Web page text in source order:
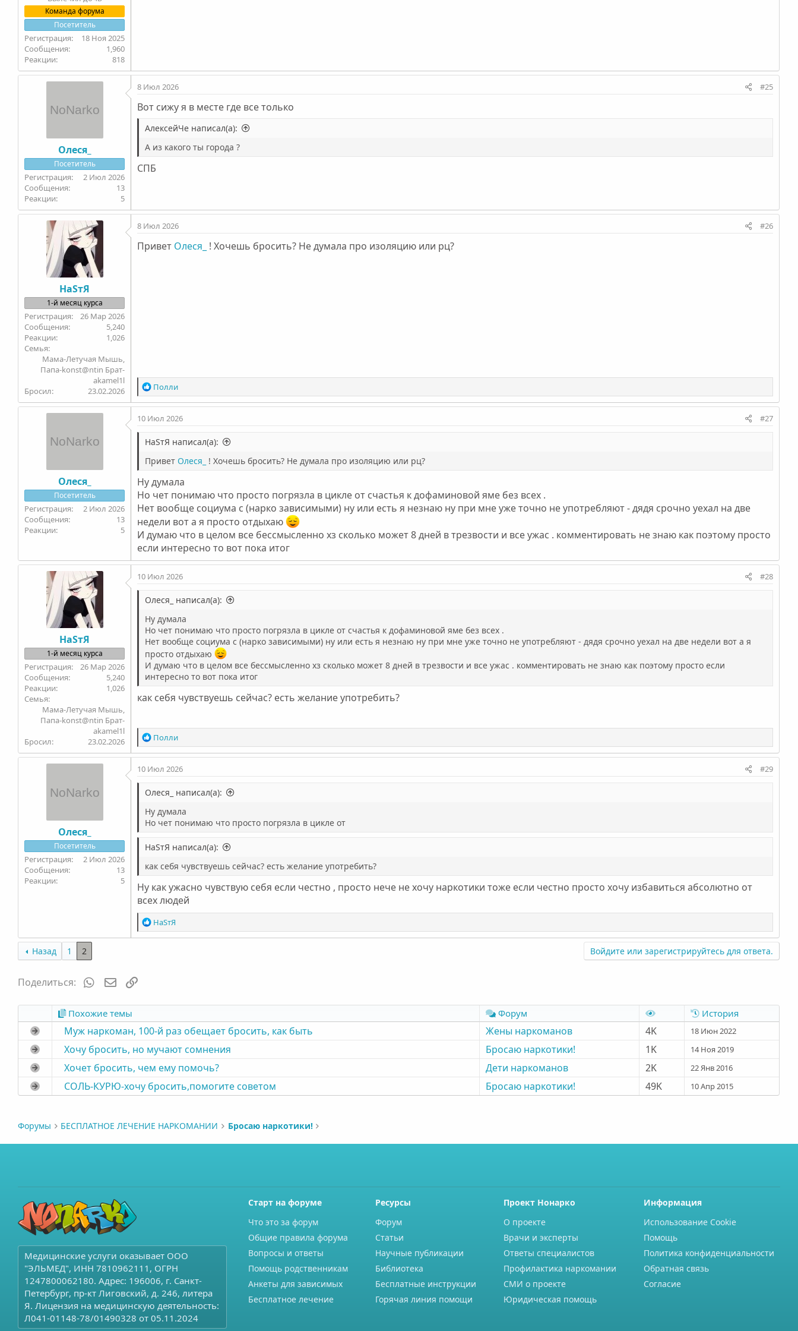
Команда форума
Посетитель
18 Ноя 2025
1,960
818
Олеся_
Посетитель
2 Июл 2026
13
5
8 Июл 2026 #25
Вот сижу я в месте где все только
АлексейЧе написал(а):
А из какого ты города ?
СПБ
НаSтЯ
1-й месяц курса
26 Мар 2026
5,240
1,026
Семья
Мама-Летучая Мышь,
Папа-konst@ntin Брат-
akamel1l
Бросил
23.02.2026
8 Июл 2026 #26
Привет Олеся_ ! Хочешь бросить? Не думала про изоляцию или рц?
Р
е
а
к
и
:
Полли
Олеся_
Посетитель
2 Июл 2026
13
5
10 Июл 2026 #27
НаSтЯ написал(а):
Привет Олеся_ ! Хочешь бросить? Не думала про изоляцию или рц?
Ну думала
Но чет понимаю что просто погрязла в цикле от счастья к дофаминовой яме без всех .
Нет вообще социума с (нарко зависимыми) ну или есть я незнаю ну при мне уже точно не употребляют - дядя срочно уехал на две
недели вот а я просто отдыхаю
И думаю что в целом все бессмысленно хз сколько может 8 дней в трезвости и все ужас . комментировать не знаю как поэтому просто
если интересно то вот пока итог
НаSтЯ
1-й месяц курса
26 Мар 2026
5,240
1,026
Семья
Мама-Летучая Мышь,
Папа-konst@ntin Брат-
akamel1l
Бросил
23.02.2026
10 Июл 2026 #28
Олеся_ написал(а):
Ну думала
Но чет понимаю что просто погрязла в цикле от счастья к дофаминовой яме без всех .
Нет вообще социума с (нарко зависимыми) ну или есть я незнаю ну при мне уже точно не употребляют - дядя срочно уехал на две недели вот а я
просто отдыхаю
И думаю что в целом все бессмысленно хз сколько может 8 дней в трезвости и все ужас . комментировать не знаю как поэтому просто если
интересно то вот пока итог
как себя чувствуешь сейчас? есть желание употребить?
Р
е
а
к
и
:
Полли
Олеся_
Посетитель
2 Июл 2026
13
5
10 Июл 2026 #29
Олеся_ написал(а):
Ну думала
Но чет понимаю что просто погрязла в цикле от
НаSтЯ написал(а):
как себя чувствуешь сейчас? есть желание употребить?
Ну как ужасно чувствую себя если честно , просто нече не хочу наркотики тоже если честно просто хочу избавиться абсолютно от
всех людей
Р
е
НаSтЯ
Назад 1 2 Войдите или зарегистрируйтесь для ответа.
Поделиться: WhatsAppЭлектронная почта
Похожие темы Форум История
Муж наркоман, 100-й раз обещает бросить, как быть Жены наркоманов 4K 18 Июн 2022
Хочу бросить, но мучают сомнения Бросаю наркотики! 1K 14 Ноя 2019
Хочет бросить, чем ему помочь? Дети наркоманов 2K 22 Янв 2016
СОЛЬ-КУРЮ-хочу бросить,помогите советом Бросаю наркотики! 49K 10 Апр 2015
Форумы БЕСПЛАТНОЕ ЛЕЧЕНИЕ НАРКОМАНИИ Бросаю наркотики!
Медицинские услуги оказывает ООО
"ЭЛЬМЕД", ИНН 7810962111, ОГРН
1247800062180. Адрес: 196006, г. Санкт-
Петербург, пр-кт Лиговский, д. 246, литера
Я. Лицензия на медицинскую деятельность:
Л041-01148-78/01490328 от 05.11.2024
Старт на форуме
Что это за форум
Общие правила форума
Вопросы и ответы
Помощь родственникам
Анкеты для зависимых
Бесплатное лечение
Ресурсы
Форум
Статьи
Научные публикации
Библиотека
Бесплатные инструкции
Горячая линия помощи
Проект Нонарко
О проекте
Врачи и эксперты
Ответы специалистов
Профилактика наркомании
СМИ о проекте
Юридическая помощь
Информация
Использование Cookie
Помощь
Политика конфиденциальности
Обратная связь
Согласие